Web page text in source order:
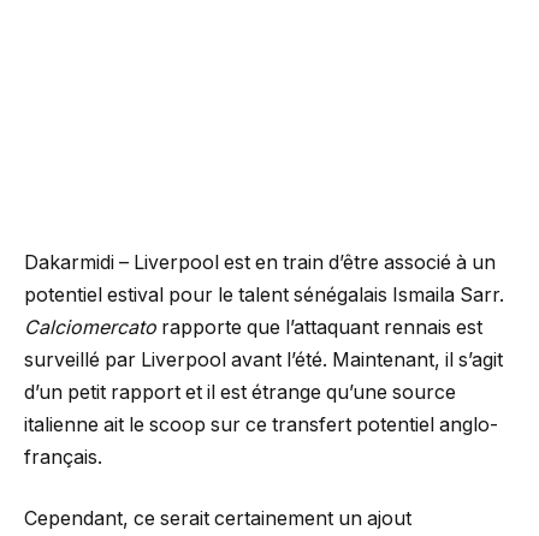
Dakarmidi – Liverpool est en train d’être associé à un
potentiel estival pour le talent sénégalais Ismaila Sarr.
Calciomercato rapporte que l’attaquant rennais est
surveillé par Liverpool avant l’été. Maintenant, il s’agit
d’un petit rapport et il est étrange qu’une source
italienne ait le scoop sur ce transfert potentiel anglo-
français.
Cependant, ce serait certainement un ajout